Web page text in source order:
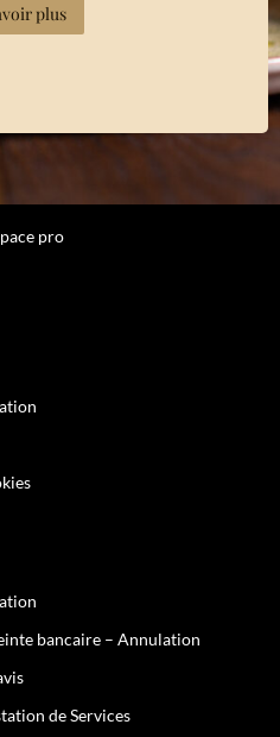
plus
pro
bancaire – Annulation
de Services